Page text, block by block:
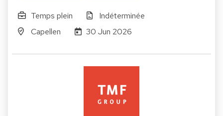
Temps plein
Indéterminée
Capellen
30 Jun 2026